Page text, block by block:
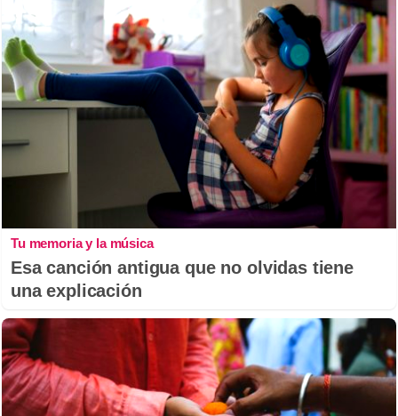
Tu memoria y la música
Esa canción antigua que no olvidas tiene
una explicación